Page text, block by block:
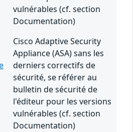
vulnérables (cf. section
Documentation)
Cisco Adaptive Security
Appliance (ASA) sans les
derniers correctifs de
sécurité, se référer au
bulletin de sécurité de
l'éditeur pour les versions
vulnérables (cf. section
Documentation)